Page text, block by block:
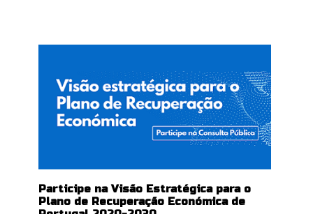
Participe na Visão Estratégica para o
Plano de Recuperação Económica de